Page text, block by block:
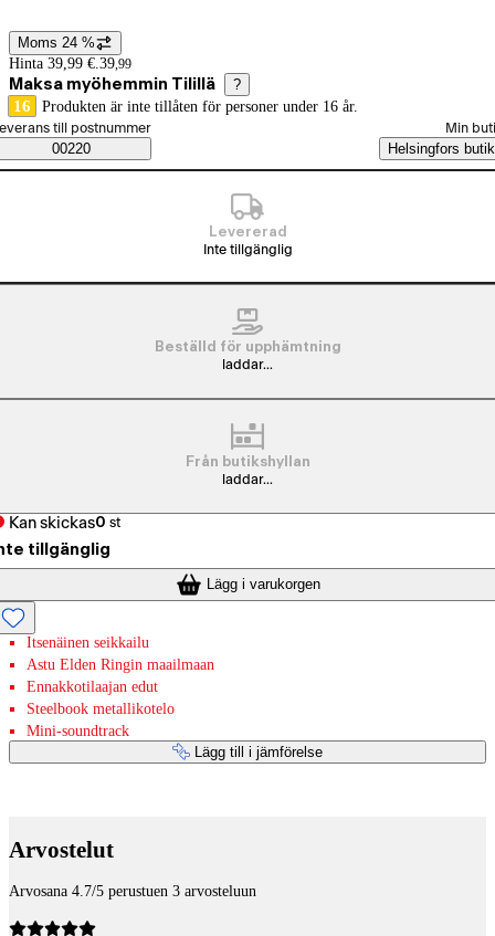
Prisinformation
Moms 24 %
Hinta 39,99 €. 39,99
Maksa myöhemmin Tilillä ?
16 Produkten är inte tillåten för personer under 16 år.
Saatavuustiedot
beställningssätt
till postnummer
00220
Min
Helsingfors butik
Levererad
Inte tillgänglig
Beställd för upphämtning
laddar...
Från butikshyllan
laddar...
Kan skickas0 st
tillgänglig
Lägg i varukorgen
Itsenäinen seikkailu
Astu Elden Ringin maailmaan
Ennakkotilaajan edut
Steelbook metallikotelo
Mini-soundtrack
Lägg till i jämförelse
Arvostelut
Arvosana 4.7/5 perustuen 3 arvosteluun